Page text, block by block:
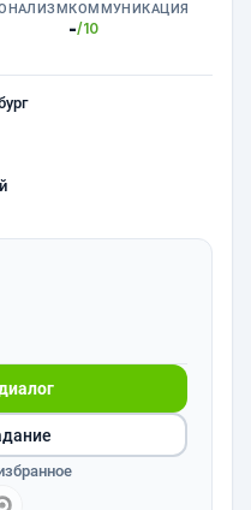
КОММУНИКАЦИЯ
-/10